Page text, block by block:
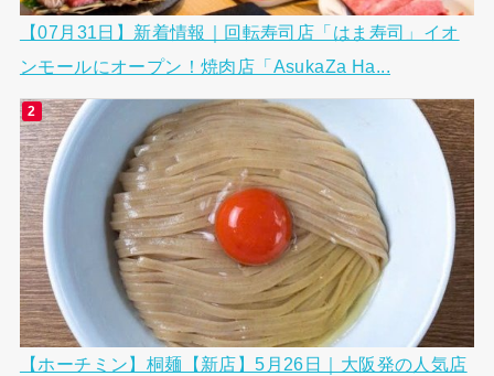
【07月31日】新着情報｜回転寿司店「はま寿司」イオ
ンモールにオープン！焼肉店「AsukaZa Ha...
【ホーチミン】桐麺【新店】5月26日｜大阪発の人気店